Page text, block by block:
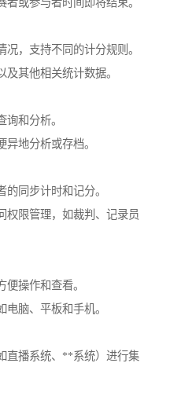
或参与者时间即将结束。
，支持不同的计分规则。
其他相关统计数据。
和分析。
地分析或存档。
同步计时和记分。
限管理，如裁判、记录员
操作和查看。
脑、平板和手机。
直播系统、**系统）进行集